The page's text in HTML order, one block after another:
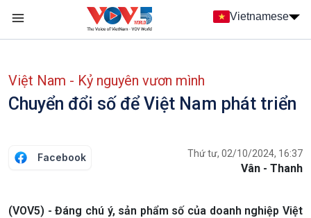
Nhảy đến nội dung
Vietnamese
Việt Nam - Kỷ nguyên vươn mình
Chuyển đổi số để Việt Nam phát triển
Facebook Thứ tư, 02/10/2024, 16:37
Vân - Thanh
(VOV5) - Đáng chú ý, sản phẩm số của doanh nghiệp Việt